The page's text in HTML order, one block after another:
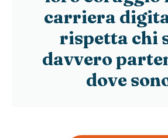
carriera
rispetta chi
davvero
dove